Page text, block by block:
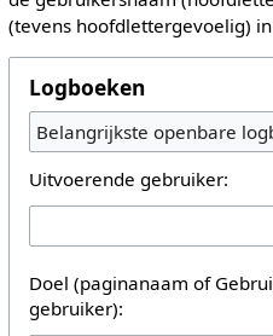
(tevens hoofdlettergevoelig)
Logboeken
Belangrijkste openbare
Uitvoerende gebruiker:
Doel (paginanaam of
gebruiker):